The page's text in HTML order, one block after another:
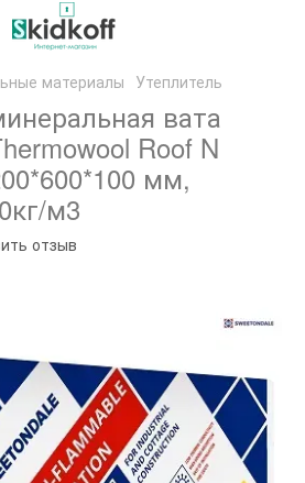
материалы Утеплитель
вата
Roof N
мм,
м3
отзыв